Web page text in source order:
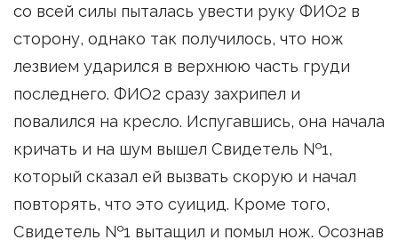
со всей силы пыталась увести руку ФИО2 в
сторону, однако так получилось, что нож
лезвием ударился в верхнюю часть груди
последнего. ФИО2 сразу захрипел и
повалился на кресло. Испугавшись, она начала
кричать и на шум вышел Свидетель №1,
который сказал ей вызвать скорую и начал
повторять, что это суицид. Кроме того,
Свидетель №1 вытащил и помыл нож. Осознав